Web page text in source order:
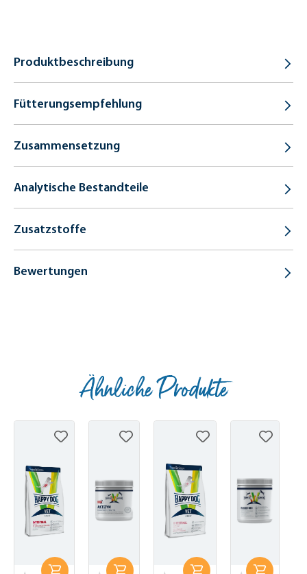
Produktbeschreibung
Fütterungsempfehlung
Zusammensetzung
Analytische Bestandteile
Zusatzstoffe
Bewertungen
Ähnliche Produkte